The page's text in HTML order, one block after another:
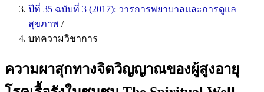
ปีที่ 35 ฉบับที่ 3 (2017): วารการพยาบาลและการดูแล
สุขภาพ /
บทความวิชาการ
ความผาสุกทางจิตวิญญาณของผู้สูงอายุ